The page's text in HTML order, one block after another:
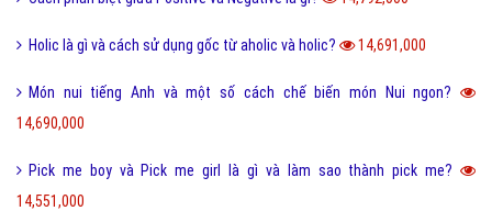
Holic là gì và cách sử dụng gốc từ aholic và holic? 14,691,000
Món nui tiếng Anh và một số cách chế biến món Nui ngon?
14,690,000
Pick me boy và Pick me girl là gì và làm sao thành pick me?
14,551,000